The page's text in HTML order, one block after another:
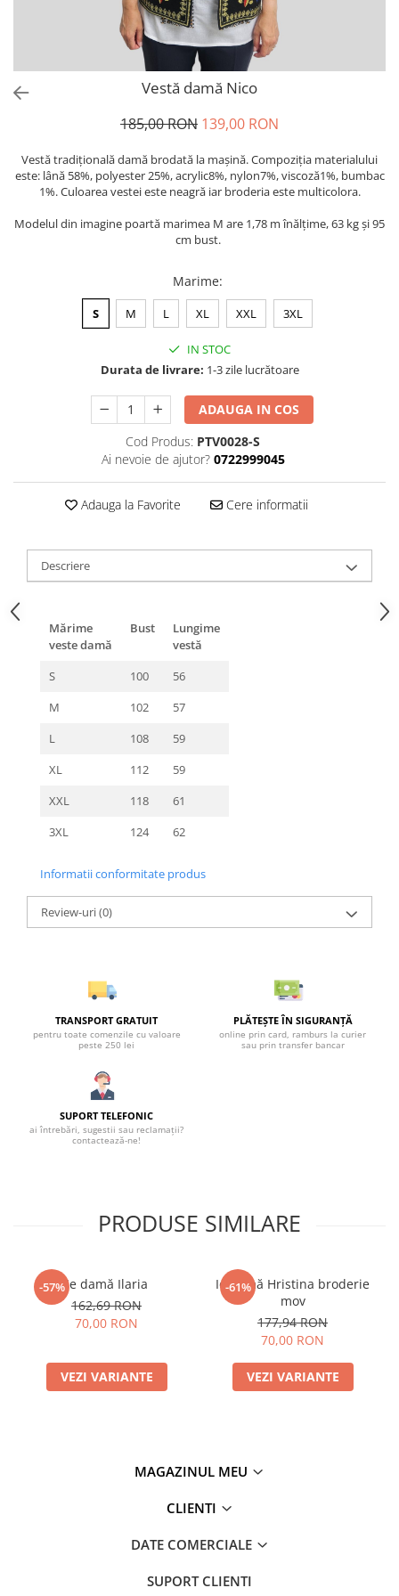
Vestă damă Nico
185,00 RON 139,00 RON
Vestă tradiţională damă brodată la maşină. Compoziția materialului
este: lână 58%, polyester 25%, acrylic8%, nylon7%, viscoză1%, bumbac
1%. Culoarea vestei este neagră iar broderia este multicolora.
Modelul din imagine poartă marimea M are 1,78 m înălțime, 63 kg și 95
cm bust.
Marime:
S M L XL XXL 3XL
IN STOC
Durata de livrare: 1-3 zile lucrătoare
ADAUGA IN COS
Cod Produs: PTV0028-S
Ai nevoie de ajutor? 0722999045
Adauga la Favorite Cere informatii
Descriere
Mărime
veste damă
Bust
Lungime
vestă
S
100
56
M
102
57
L
108
59
XL
112
59
XXL
118
61
3XL
124 62
Informatii conformitate produs
Review-uri(0)
TRANSPORT GRATUIT
pentru toate comenzile cu valoare
peste 250 lei
PLĂTEȘTE ÎN SIGURANȚĂ
online prin card, ramburs la curier
sau prin transfer bancar
SUPORT TELEFONIC
ai întrebări, sugestii sau reclamații?
contactează-ne!
PRODUSE SIMILARE
-57%Ie damă Ilaria
162,69 RON
70,00 RON
VEZI VARIANTE
-61%
Ie damă Hristina broderie
mov
177,94 RON
70,00 RON
VEZI VARIANTE
MAGAZINUL MEU
CLIENTI
DATE COMERCIALE
SUPORT CLIENTI